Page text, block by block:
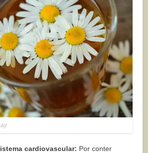
cardiovascular: Por conter